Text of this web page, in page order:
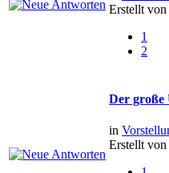
Erstellt von
1
2
Der große
in
Erstellt von